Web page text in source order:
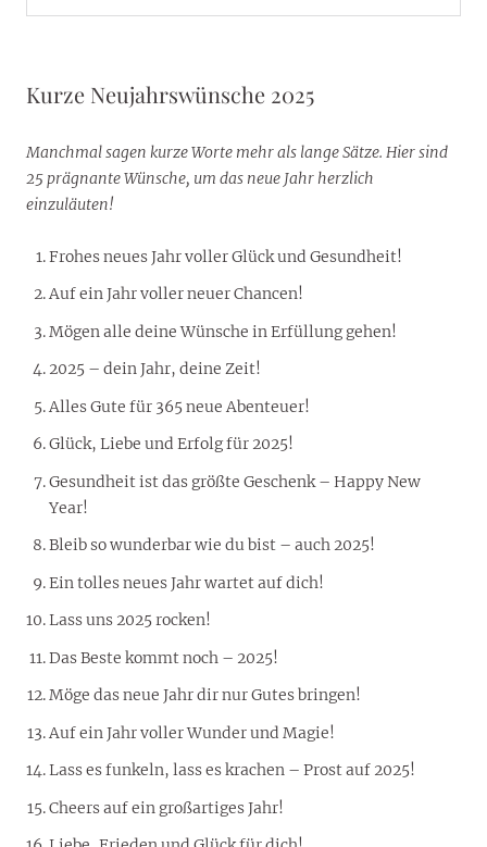
Kurze Neujahrswünsche 2025
Manchmal sagen kurze Worte mehr als lange Sätze. Hier sind
25 prägnante Wünsche, um das neue Jahr herzlich
einzuläuten!
Frohes neues Jahr voller Glück und Gesundheit!
Auf ein Jahr voller neuer Chancen!
Mögen alle deine Wünsche in Erfüllung gehen!
2025 – dein Jahr, deine Zeit!
Alles Gute für 365 neue Abenteuer!
Glück, Liebe und Erfolg für 2025!
Gesundheit ist das größte Geschenk – Happy New
Year!
Bleib so wunderbar wie du bist – auch 2025!
Ein tolles neues Jahr wartet auf dich!
Lass uns 2025 rocken!
Das Beste kommt noch – 2025!
Möge das neue Jahr dir nur Gutes bringen!
Auf ein Jahr voller Wunder und Magie!
Lass es funkeln, lass es krachen – Prost auf 2025!
Cheers auf ein großartiges Jahr!